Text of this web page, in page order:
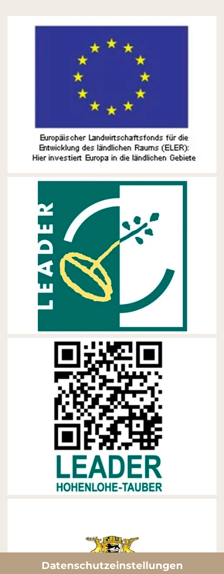
Datenschutzeinstellungen